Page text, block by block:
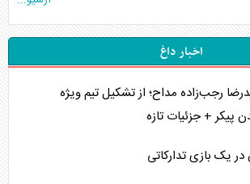
اخبار داغ
رجب‌زاده مداح؛ از تشکیل تیم ویژه
پیکر + جزئیات تازه
یک بازی تدارکاتی